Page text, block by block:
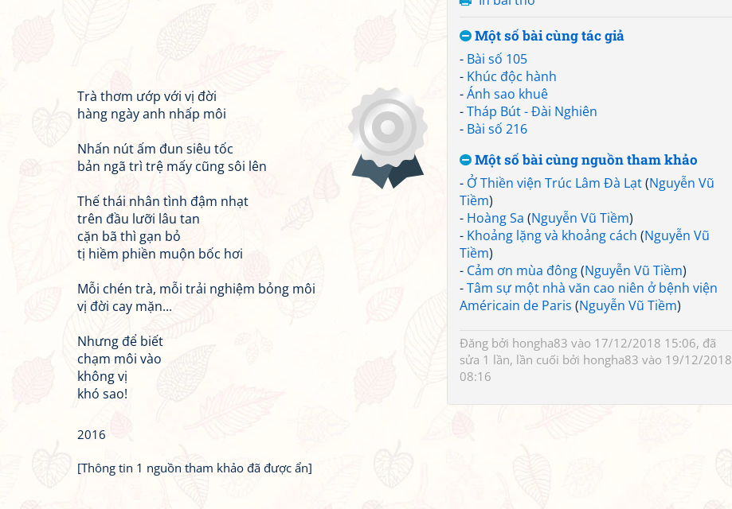
Một số bài cùng tác giả
- Bài số 105
- Khúc độc hành
-Ánh sao khuê
-Tháp Bút - Đài Nghiên
- Bài số 216
Một số bài cùng nguồn tham khảo
- Ở Thiền viện Trúc Lâm Đà Lạt(Nguyễn Vũ
Tiềm)
- Hoàng Sa (Nguyễn Vũ Tiềm)
- Khoảng lặng và khoảng cách (Nguyễn Vũ
Tiềm)
- Cảm ơn mùa đông(Nguyễn Vũ Tiềm)
-Tâm sự một nhà văn cao niên ở bệnh viện
Américain de Paris (Nguyễn Vũ Tiềm)
Đăng bởi hongha83 vào 17/12/2018 15:06, đã
sửa 1 lần, lần cuối bởi hongha83 vào 19/12/2018
08:16
Trà thơm ướp với vị đời
hàng ngày anh nhấp môi
Nhấn nút ấm đun siêu tốc
bản ngã trì trệ mấy cũng sôi lên
Thế thái nhân tình đậm nhạt
trên đầu lưỡi lâu tan
cặn bã thì gạn bỏ
tị hiềm phiền muộn bốc hơi
Mỗi chén trà, mỗi trải nghiệm bỏng môi
vị đời cay mặn...
Nhưng để biết
chạm môi vào
không vị
khó sao!
2016
[Thông tin 1 nguồn tham khảo đã được ẩn]